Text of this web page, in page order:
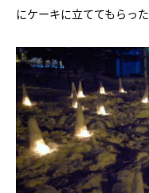
にケーキに立ててもらっ